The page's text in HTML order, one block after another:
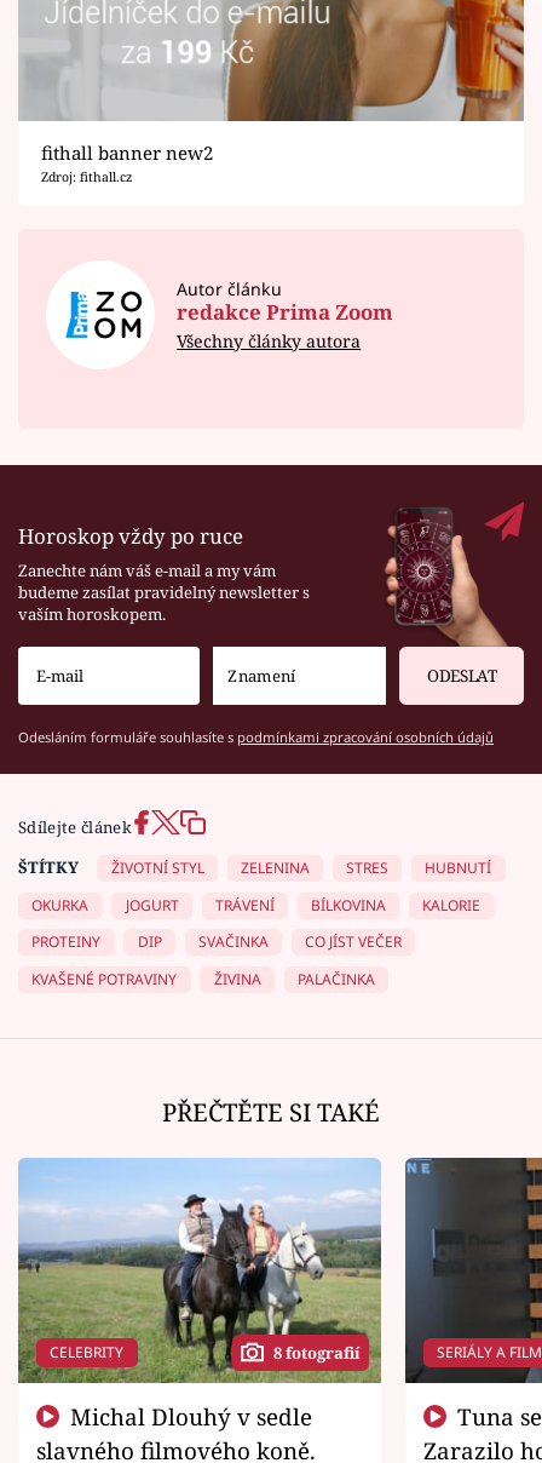
fithall banner new2
Zdroj: fithall.cz
Autor článku
redakce Prima Zoom
Všechny články autora
Horoskop vždy po ruce
Zanechte nám váš e-mail a my vám
budeme zasílat pravidelný newsletter s
vaším horoskopem.
ODESLAT
Odesláním formuláře souhlasíte s podmínkami zpracování osobních údajů
Sdílejte článek
ŠTÍTKY
ŽIVOTNÍ STYL ZELENINA STRES
HUBNUTÍ
OKURKA
JOGURT TRÁVENÍ BÍLKOVINA
KALORIE
PROTEINY
DIP SVAČINKA
CO JÍST VEČER
KVAŠENÉ POTRAVINY
ŽIVINA PALAČINKA
PŘEČTĚTE SI TAKÉ
CELEBRITY 8 fotografií
slavného filmového koně.
SERIÁLY A
Zarazilo